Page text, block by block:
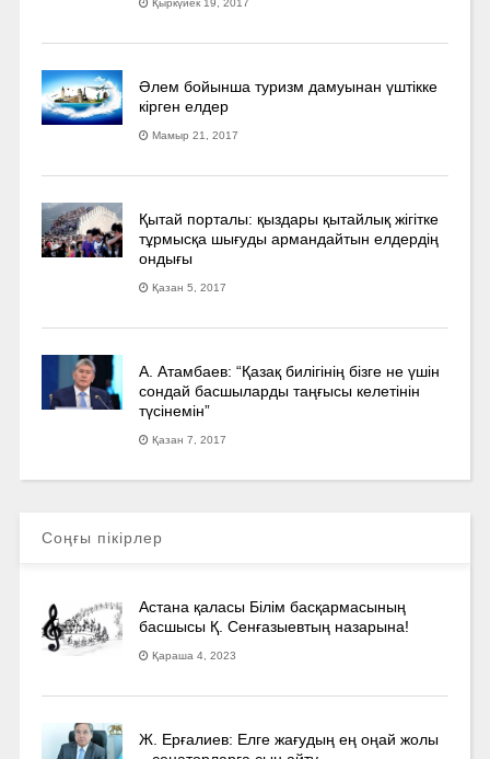
Әлем бойынша туризм дамуынан үштікке
кірген елдер
Мамыр 21, 2017
Қытай порталы: қыздары қытайлық жігітке
тұрмысқа шығуды армандайтын елдердің
ондығы
Қазан 5, 2017
А. Атамбаев: “Қазақ билігінің бізге не үшін
сондай басшыларды таңғысы келетінін
түсінемін”
Қазан 7, 2017
Соңғы пікірлер
Астана қаласы Білім басқармасының
басшысы Қ. Сенғазыевтың назарына!
Қараша 4, 2023
Ж. Ерғалиев: Елге жағудың ең оңай жолы